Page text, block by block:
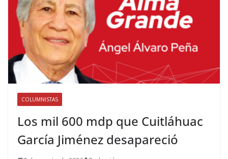
COLUMNISTAS
Los mil 600 mdp que Cuitláhuac
García Jiménez desapareció